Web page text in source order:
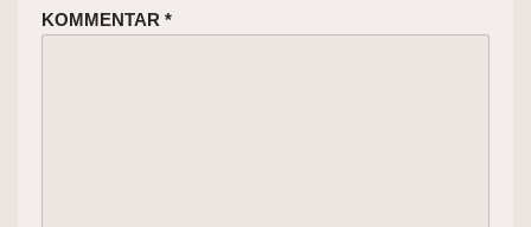
KOMMENTAR *